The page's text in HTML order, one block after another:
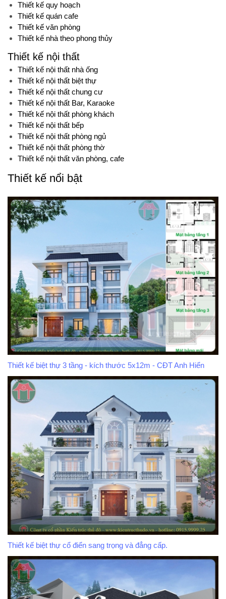
Thiết kế quy hoạch
Thiết kế quán cafe
Thiết kế văn phòng
Thiết kế nhà theo phong thủy
Thiết kế nội thất
Thiết kế nội thất nhà ống
Thiết kế nội thất biệt thự
Thiết kế nội thất chung cư
Thiết kế nội thất Bar, Karaoke
Thiết kế nội thất phòng khách
Thiết kế nội thất bếp
Thiết kế nội thất phòng ngủ
Thiết kế nội thất phòng thờ
Thiết kế nội thất văn phòng, cafe
Thiết kế nổi bật
Thiết kế biệt thự 3 tầng - kích thước 5x12m - CĐT Anh Hiển
Thiết kế biệt thự cổ điển sang trọng và đẳng cấp.